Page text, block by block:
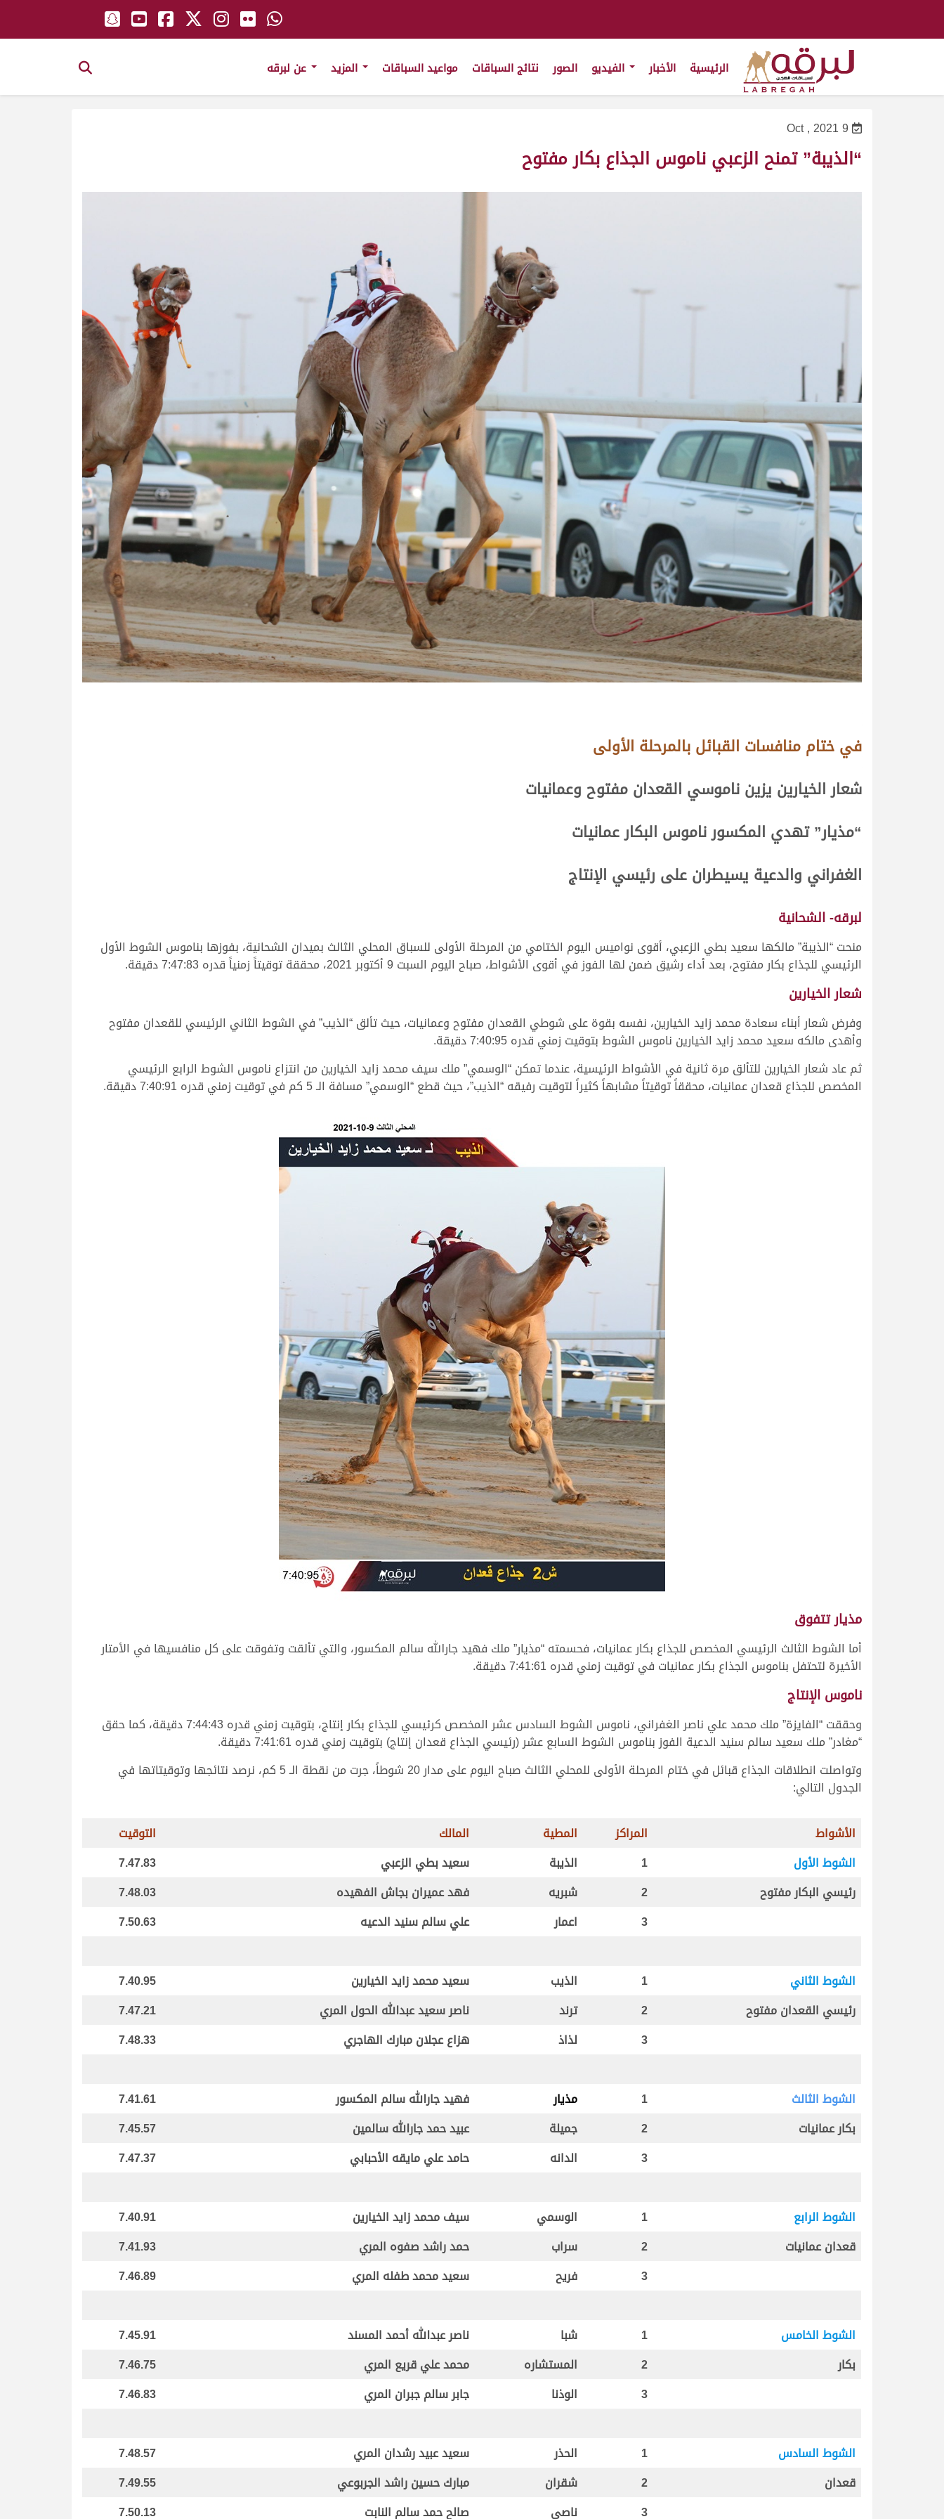
الرئيسية الأخبار الصور نتائج السباقات مواعيد السباقات
9 Oct , 2021
“الذيبة” تمنح الزعبي ناموس الجذاع بكار مفتوح
في ختام منافسات القبائل بالمرحلة الأولى
شعار الخيارين يزين ناموسي القعدان مفتوح وعمانيات
“مذيار” تهدي المكسور ناموس البكار عمانيات
الغفراني والدعية يسيطران على رئيسي الإنتاج
لبرقه- الشحانية
منحت “الذيبة” مالكها سعيد بطي الزعبي، أقوى نواميس اليوم الختامي من المرحلة الأولى للسباق المحلي الثالث بميدان الشحانية، بفوزها بناموس الشوط الأول
الرئيسي للجذاع بكار مفتوح، بعد أداء رشيق ضمن لها الفوز في أقوى الأشواط، صباح اليوم السبت 9 أكتوبر 2021، محققة توقيتاً زمنياً قدره 7:47:83 دقيقة.
شعار الخيارين
وفرض شعار أبناء سعادة محمد زايد الخيارين، نفسه بقوة على شوطي القعدان مفتوح وعمانيات، حيث تألق “الذيب” في الشوط الثاني الرئيسي للقعدان مفتوح
وأهدى مالكه سعيد محمد زايد الخيارين ناموس الشوط بتوقيت زمني قدره 7:40:95 دقيقة.
ثم عاد شعار الخيارين للتألق مرة ثانية في الأشواط الرئيسية، عندما تمكن “الوسمي” ملك سيف محمد زايد الخيارين من انتزاع ناموس الشوط الرابع الرئيسي
المخصص للجذاع قعدان عمانيات، محققاً توقيتاً مشابهاً كثيراً لتوقيت رفيقه “الذيب”، حيث قطع “الوسمي” مسافة الـ 5 كم في توقيت زمني قدره 7:40:91 دقيقة.
مذيار تتفوق
أما الشوط الثالث الرئيسي المخصص للجذاع بكار عمانيات، فحسمته “مذيار” ملك فهيد جارالله سالم المكسور، والتي تألقت وتفوقت على كل منافسيها في الأمتار
الأخيرة لتحتفل بناموس الجذاع بكار عمانيات في توقيت زمني قدره 7:41:61 دقيقة.
ناموس الإنتاج
وحققت “الفايزة” ملك محمد علي ناصر الغفراني، ناموس الشوط السادس عشر المخصص كرئيسي للجذاع بكار إنتاج، بتوقيت زمني قدره 7:44:43 دقيقة، كما حقق
“مغادر” ملك سعيد سالم سنيد الدعية الفوز بناموس الشوط السابع عشر (رئيسي الجذاع قعدان إنتاج) بتوقيت زمني قدره 7:41:61 دقيقة.
وتواصلت انطلاقات الجذاع قبائل في ختام المرحلة الأولى للمحلي الثالث صباح اليوم على مدار 20 شوطاً، جرت من نقطة الـ 5 كم، نرصد نتائجها وتوقيتاتها في
الجدول التالي:
الأشواط المراكز المطية المالك
التوقيت
الشوط الأول
1 الذيبة سعيد بطي الزعبي
7.47.83
رئيسي البكار مفتوح
2 شبريه فهد عميران بجاش الفهيده
7.48.03
3
اعمار علي سالم سنيد الدعيه 7.50.63
الشوط الثاني 1 الذيب سعيد محمد زايد الخيارين
7.40.95
رئيسي القعدان مفتوح
2 ترند ناصر سعيد عبدالله الحول المري
7.47.21
3
لذاذ هزاع عجلان مبارك الهاجري 7.48.33
الشوط الثالث 1 مذيار فهيد جارالله سالم المكسور
7.41.61
بكار عمانيات
2 جميلة عبيد حمد جارالله سالمين
7.45.57
3
الدانه حامد علي مايقه الأحبابي 7.47.37
الشوط الرابع 1 الوسمي سيف محمد زايد الخيارين
7.40.91
قعدان عمانيات
2 سراب حمد راشد صفوه المري
7.41.93
3
فريح سعيد محمد طفله المري 7.46.89
الشوط الخامس 1 شبا ناصر عبدالله أحمد المسند
7.45.91
بكار
2 المستشاره محمد علي قريع المري
7.46.75
3
الوذنا جابر سالم جبران المري 7.46.83
الشوط السادس 1 الحذر سعيد عبيد رشدان المري
7.48.57
قعدان
2 شقران مبارك حسين راشد الجربوعي
7.49.55
3
ناصي صالح حمد سالم النابت 7.50.13